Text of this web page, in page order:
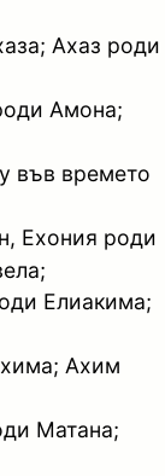
Ахаз роди
Амона;
във времето
Ехония роди
Елиакима;
Ахим
Матана;